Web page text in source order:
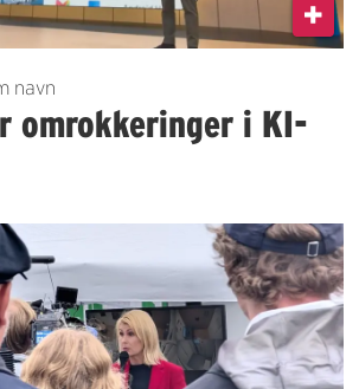
navn
omrokkeringer i KI-